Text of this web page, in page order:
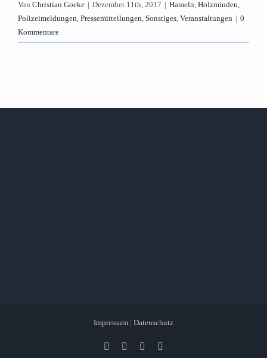
Von Christian Goeke | Dezember 11th, 2017 | Hameln Holzminden
Polizeimeldungen Pressemitteilungen Sonstiges Veranstaltungen | 0
Kommentare
Impressum | Datenschutz
Facebook Instagram